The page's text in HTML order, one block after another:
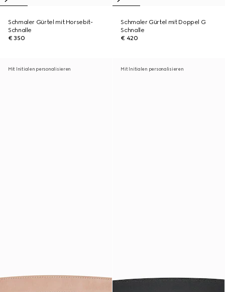
Schmaler Gürtel mit Horsebit-
Schnalle
€ 350
Schmaler Gürtel mit Doppel G
Schnalle
€ 420
Mit Initialen personalisieren Mit Initialen personalisieren